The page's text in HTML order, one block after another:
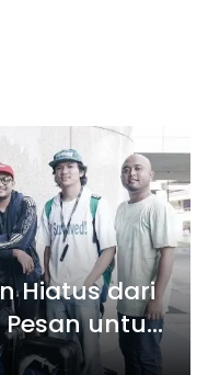
Hiatus dari
untuk